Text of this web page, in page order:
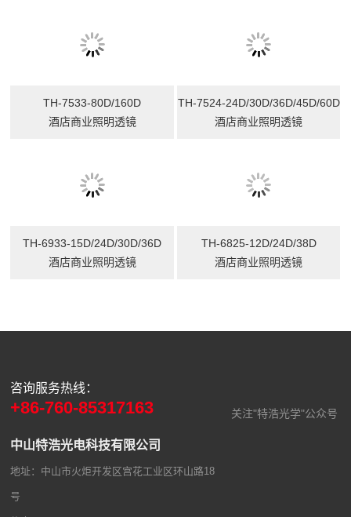
酒店商业照明透镜
TH-7524-24D/30D/36D/45D/60D
酒店商业照明透镜
TH-6933-15D/24D/30D/36D
酒店商业照明透镜
TH-6825-12D/24D/38D
酒店商业照明透镜